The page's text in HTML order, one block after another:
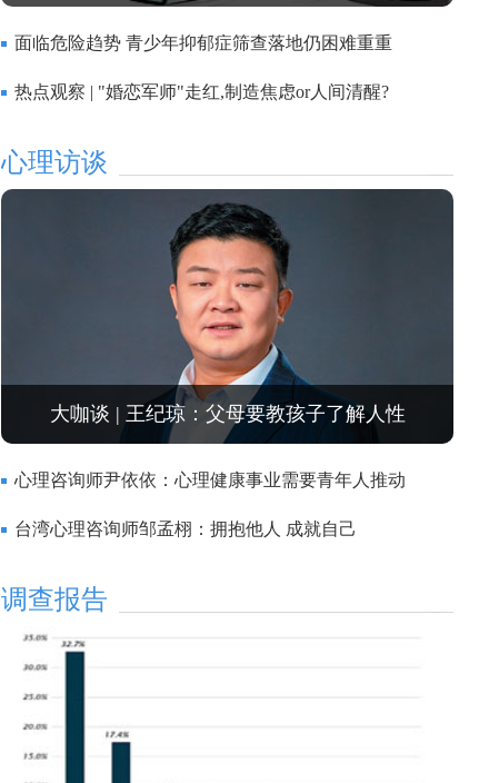
面临危险趋势 青少年抑郁症筛查落地仍困难重重
热点观察 | "婚恋军师"走红,制造焦虑or人间清醒?
心理访谈
大咖谈 | 王纪琼：父母要教孩子了解人性
心理咨询师尹依依：心理健康事业需要青年人推动
台湾心理咨询师邹孟栩：拥抱他人 成就自己
调查报告